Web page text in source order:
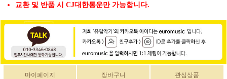
교환 및 반품 시 CJ대한통운만 가능합니다.
마이페이지 장바구니 관심상품